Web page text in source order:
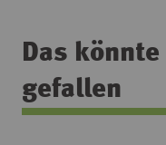
Das
gefallen